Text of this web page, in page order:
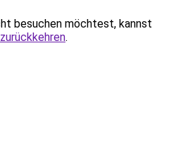
besuchen möchtest, kannst
.